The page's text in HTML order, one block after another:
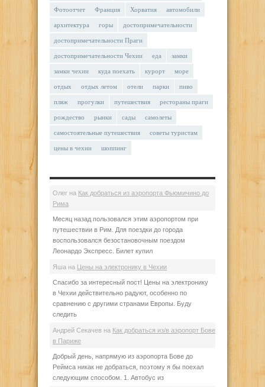
Фотоотчет Франция Хорватия автомобили
архитектура горы достопримечательности
достопримечательности Праги
достопримечательности Чехии еда замки
замки чехии куда поехать курорт море
отдых отдых летом отели парки пиво
пляж прогулки путешествия рестораны праги
рождество рынки сады самолеты
самостоятельные путешествия советы туристам
цены в чехии шоппинг
Олег на Как добраться из аэропорта Фьюмичино до
Рима
Месяц назад пользовался этим аэропортом при
путешествии в Рим. Для поездки до города
воспользовался безостановочным поездом
Леонардо Экспресс. Билет купил
Яша на Цены на электронику в Чехии
Спасибо за интересный пост! Цены на электронику
в Чехии действительно радуют, особенно по
сравнению с другими странами Европы. Буду
следить
Андрей Секачев на Как добраться из/в аэропорт Бове
в Париже
Добрый день, напрямую из аэропорта Бове до
Реймса никак не добраться, поэтому я бы поехал
следующим способом. 1. Автобус из